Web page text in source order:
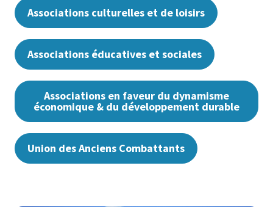
Associations culturelles et de loisirs
Associations éducatives et sociales
Associations en faveur du dynamisme
économique & du développement durable
Union des Anciens Combattants